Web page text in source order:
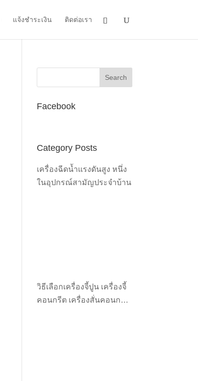
แจ้งชำระเงิน ติดต่อเรา
Facebook
Category Posts
เครื่องฉีดน้ำแรงดันสูง หนึ่ง
ในอุปกรณ์สามัญประจำบ้าน
วิธีเลือกเครื่องจี้ปูน เครื่องจี้
คอนกรีต เครื่องสั่นคอนกรีต